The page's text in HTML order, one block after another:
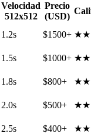
Velocidad
512x512
Precio
(USD)
1.2s $1500+
1.5s $1000+
1.8s $800+
2.0s $500+
2.5s $400+